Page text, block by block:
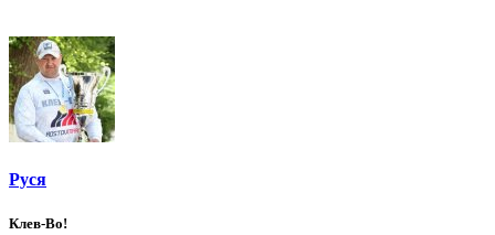
Руся
Клев-Во!